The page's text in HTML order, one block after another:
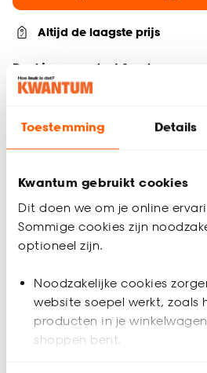
Toestemming Details
Kwantum gebruikt cookies
Dit doen we om je online
Sommige cookies zijn
optioneel zijn.
Noodzakelijke cookies
website soepel werkt, zoals
producten in je
shoppen bent.
Altijd de laagste prijs
Deel jouw product & volg ons op
Productomschrijving
Productspecificaties
Artikelnummer
Kleur